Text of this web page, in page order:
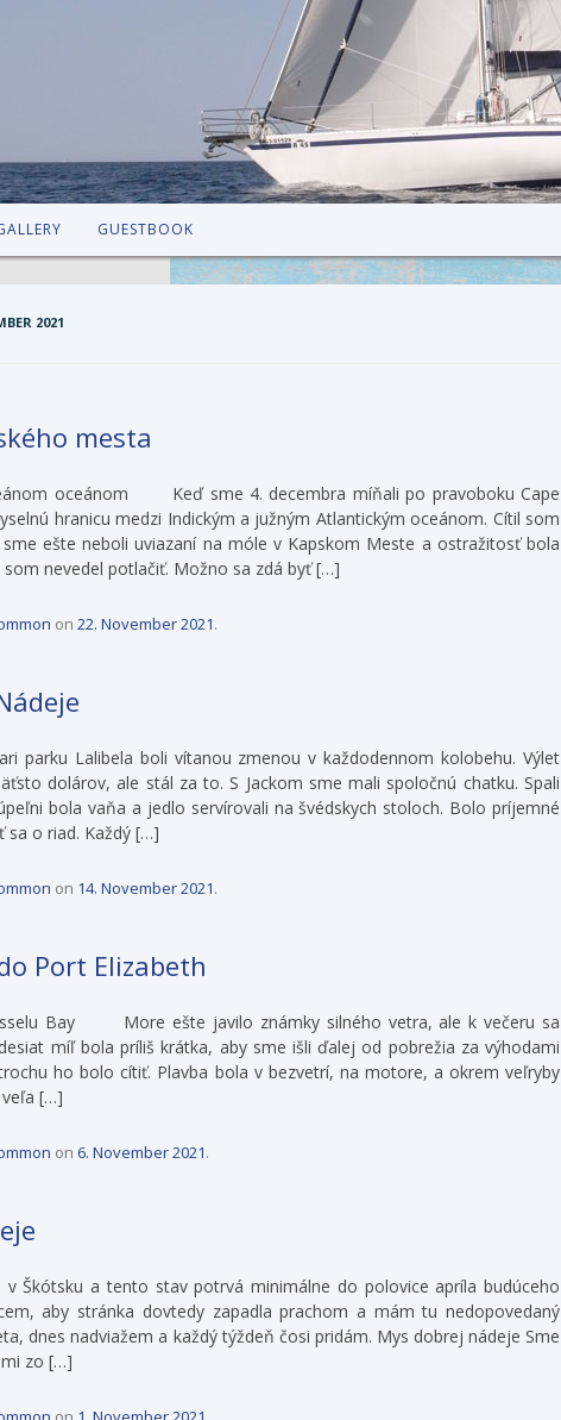
Skip to content
GUESTBOOK
2021
mesta
oceánom Keď sme 4. decembra míňali po pravoboku Cape
hranicu medzi Indickým a južným Atlantickým oceánom. Cítil som
ešte neboli uviazaní na móle v Kapskom Meste a ostražitosť bola
nevedel potlačiť. Možno sa zdá byť […]
on 22. November 2021.
Lalibela boli vítanou zmenou v každodennom kolobehu. Výlet
dolárov, ale stál za to. S Jackom sme mali spoločnú chatku. Spali
bola vaňa a jedlo servírovali na švédskych stoloch. Bolo príjemné
sa o riad. Každý […]
on 14. November 2021.
Port Elizabeth
Bay More ešte javilo známky silného vetra, ale k večeru sa
míľ bola príliš krátka, aby sme išli ďalej od pobrežia za výhodami
ho bolo cítiť. Plavba bola v bezvetrí, na motore, a okrem veľryby
veľa […]
on 6. November 2021.
Škótsku a tento stav potrvá minimálne do polovice apríla budúceho
aby stránka dovtedy zapadla prachom a mám tu nedopovedaný
dnes nadviažem a každý týždeň čosi pridám. Mys dobrej nádeje Sme
zo […]